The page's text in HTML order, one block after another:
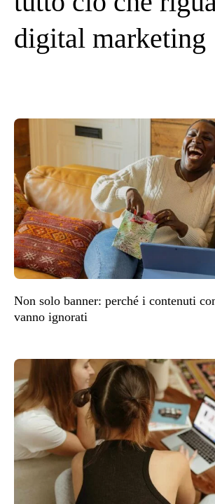
digital marketing
Non solo banner: perché i contenuti
vanno ignorati